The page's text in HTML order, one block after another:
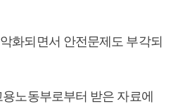
화되면서 안전문제도 부각되
노동부로부터 받은 자료에